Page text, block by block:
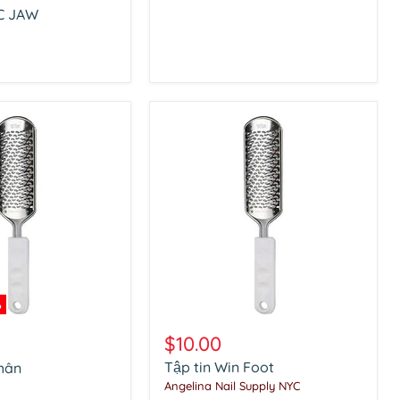
JAW
tin
Win
Foot
$10.00
Tập tin Win Foot
Angelina Nail Supply NYC